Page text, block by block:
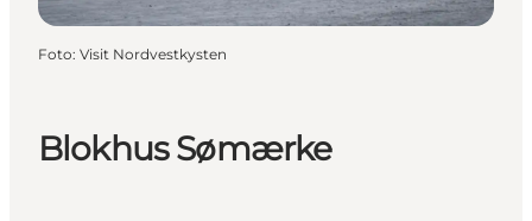
Blokhus Sømærke
Foto: Visit Nordvestkysten